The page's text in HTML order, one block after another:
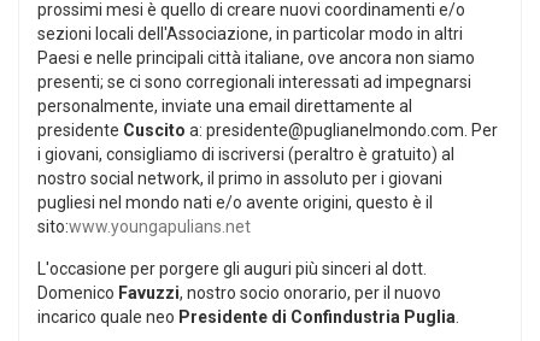
prossimi mesi è quello di creare nuovi coordinamenti e/o
sezioni locali dell'Associazione, in particolar modo in altri
Paesi e nelle principali città italiane, ove ancora non siamo
presenti; se ci sono corregionali interessati ad impegnarsi
personalmente, inviate una email direttamente al
presidente Cuscito a: presidente@puglianelmondo.com. Per
i giovani, consigliamo di iscriversi (peraltro è gratuito) al
nostro social network, il primo in assoluto per i giovani
pugliesi nel mondo nati e/o avente origini, questo è il
sito:www.youngapulians.net
L'occasione per porgere gli auguri più sinceri al dott.
Domenico Favuzzi, nostro socio onorario, per il nuovo
incarico quale neo Presidente di Confindustria Puglia